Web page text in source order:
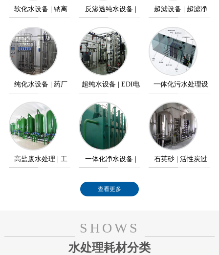
软化水设备 | 钠离
子交换器
反渗透纯水设备 |
纯水设备
超滤设备 | 超滤净
水设备
纯化水设备 | 药厂
纯水设备
超纯水设备 | EDI电
除盐设备
一体化污水处理设
备 | 污水处理设备
高盐废水处理 | 工 一体化净水设备 | 石英砂 | 活性炭过
查看更多
SHOWS
水处理耗材分类